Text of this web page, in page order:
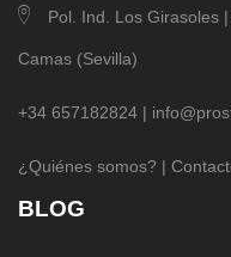
Pol. Ind. Los Girasoles
Camas (Sevilla)
+34 657182824 |
¿Quiénes somos? |
BLOG